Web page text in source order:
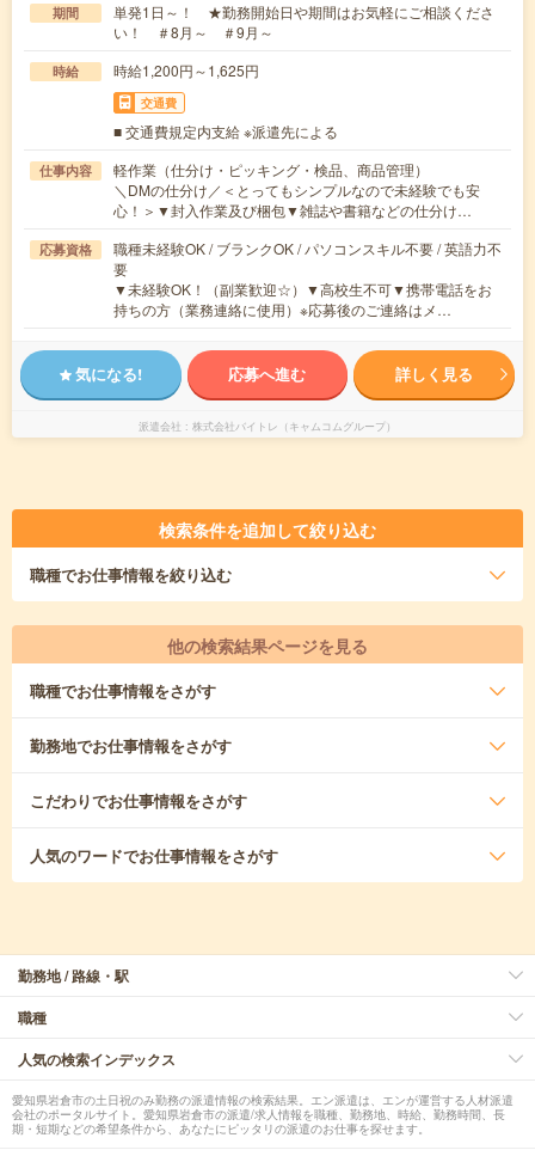
期間
単発1日～！ ★勤務開始日や期間はお気軽にご相談くださ
い！ ＃8月～ ＃9月～
時給 時給1,200円～1,625円
交通費
■ 交通費規定内支給 ※派遣先による
仕事内容
軽作業（仕分け・ピッキング・検品、商品管理）
＼DMの仕分け／＜とってもシンプルなので未経験でも安
心！＞▼封入作業及び梱包▼雑誌や書籍などの仕分け…
応募資格
職種未経験OK / ブランクOK / パソコンスキル不要 / 英語力不
要
▼未経験OK！（副業歓迎☆）▼高校生不可▼携帯電話をお
持ちの方（業務連絡に使用）※応募後のご連絡はメ…
気になる! 応募へ進む 詳しく見る
派遣会社 株式会社バイトレ（キャムコムグループ）
検索条件を追加して絞り込む
職種でお仕事情報を絞り込む
他の検索結果ページを見る
職種でお仕事情報をさがす
勤務地でお仕事情報をさがす
こだわりでお仕事情報をさがす
人気のワードでお仕事情報をさがす
勤務地 / 路線・駅
職種
人気の検索インデックス
愛知県岩倉市の土日祝のみ勤務の派遣情報の検索結果。エン派遣は、エンが運営する人材派遣
会社のポータルサイト。愛知県岩倉市の派遣/求人情報を職種、勤務地、時給、勤務時間、長
期・短期などの希望条件から、あなたにピッタリの派遣のお仕事を探せます。